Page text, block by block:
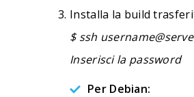
Installa la build
$ ssh
Inserisci la password
Per Debian: